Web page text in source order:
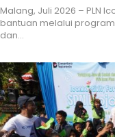
Malang, Juli 2026 – PLN
bantuan melalui
dan…